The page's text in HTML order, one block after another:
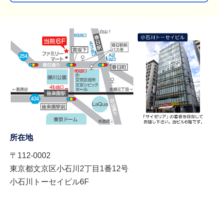
所在地
〒112-0002
東京都文京区小石川2丁目1番12号
小石川トーセイビル6F